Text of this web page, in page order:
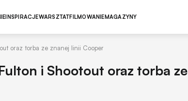
INSPIRACJEWARSZTATFILMOWANIEMAGAZYNY
oraz torba ze znanej linii Cooper
i Shootout oraz torba ze